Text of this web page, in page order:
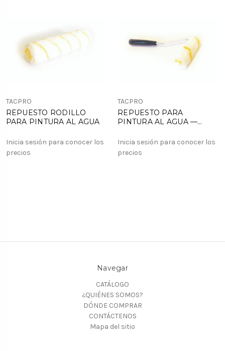
TACPRO
REPUESTO RODILLO
PARA PINTURA AL AGUA
Inicia sesión para conocer los
precios
TACPRO
REPUESTO PARA
PINTURA AL AGUA —
Inicia sesión para conocer los
precios
Navegar
CATÁLOGO
¿QUIÉNES SOMOS?
DÓNDE COMPRAR
CONTÁCTENOS
Mapa del sitio